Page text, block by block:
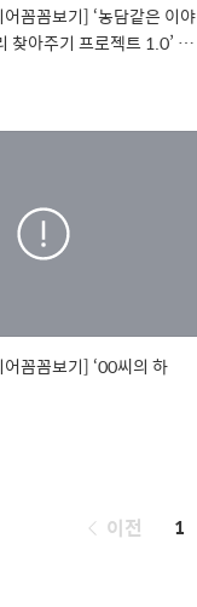
꼼꼼보기] ‘농담같은 이야
아주기 프로젝트 1.0’ 태
뷰
꼼꼼보기] ‘00씨의 하
이전 1